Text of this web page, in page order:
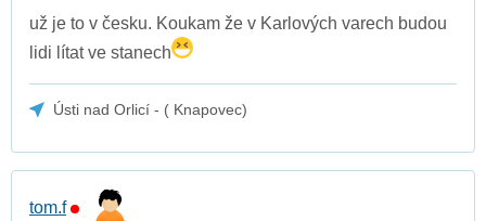
už je to v česku. Koukam že v Karlových varech budou
lidi lítat ve stanech
Ústi nad Orlicí - ( Knapovec)
tom.f